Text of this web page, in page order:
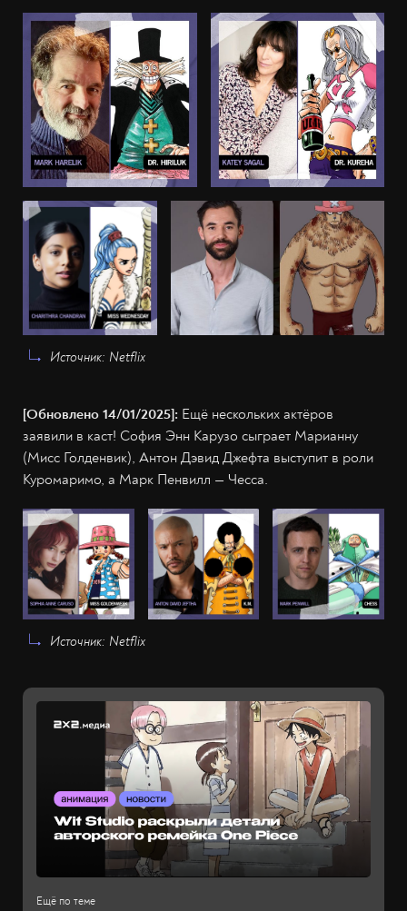
Источник: Netflix
[Обновлено 14/01/2025]: Ещё нескольких актёров
заявили в каст! София Энн Карузо сыграет Марианну
(Мисс Голденвик), Антон Дэвид Джефта выступит в роли
Куромаримо, а Марк Пенвилл — Чесса.
Источник: Netflix